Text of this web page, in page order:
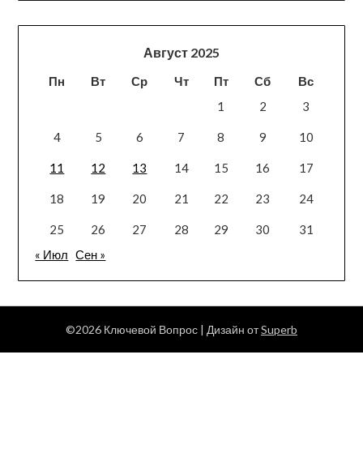
Август 2025
Пн Вт Ср Чт Пт Сб
Вс
1
2 3
4 5 6 7 8 9 10
11 12 13 14 15 16 17
18 19 20 21 22 23 24
25 26 27 28 29 30
31
« Июл Сен »
©2026 Ключевой Вопрос | Дизайн отSuperb